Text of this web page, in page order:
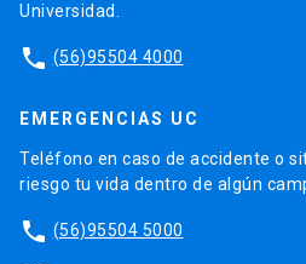
Universidad.
phone (56)95504 4000
EMERGENCIAS UC
Teléfono en caso de accidente o
riesgo tu vida dentro de algún
phone (56)95504 5000